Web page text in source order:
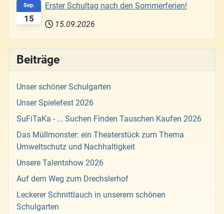
15
Sep.
Erster Schultag nach den Sommerferien!
15.09.2026
Beiträge
Unser schöner Schulgarten
Unser Spielefest 2026
SuFiTaKa - ... Suchen Finden Tauschen Kaufen 2026
Das Müllmonster: ein Theaterstück zum Thema
Umweltschutz und Nachhaltigkeit
Unsere Talentshow 2026
Auf dem Weg zum Drechslerhof
Leckerer Schnittlauch in unserem schönen
Schulgarten